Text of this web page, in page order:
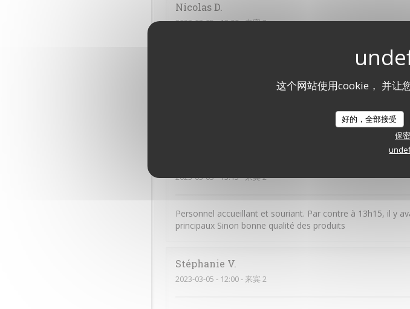
这个网站使用cookie， 并让
好的，全部接受
保
NicolasD
2023-03-05- 13:00 - 来宾 3
Difficile de ne pas apprécier ce restaurant La diversité Le
2023-03-05- 13:15 - 来宾 2
Personnel accueillant et souriant. Par contre à 13h15, il y
principaux Sinon bonne qualité des produits
Stéphanie V
2023-03-05 - 12:00 - 来宾 2